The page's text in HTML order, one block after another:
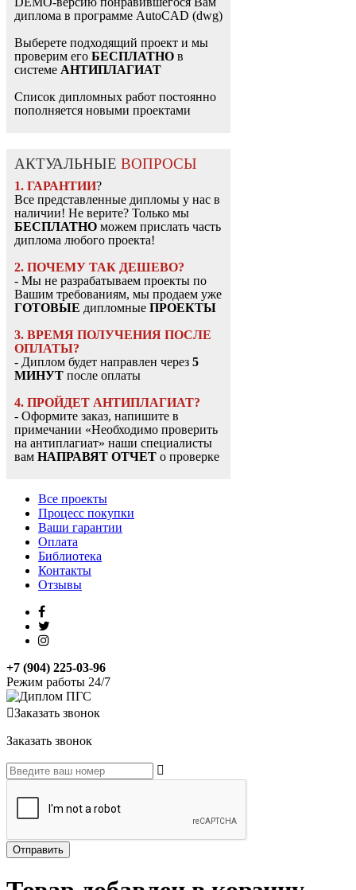
диплома в программе AutoCAD (dwg)
Выберете подходящий проект и мы
проверим его БЕСПЛАТНО в
системе АНТИПЛАГИАТ
Список дипломных работ постоянно
пополняется новыми проектами
АКТУАЛЬНЫЕ ВОПРОСЫ
1. ГАРАНТИИ?
Все представленные дипломы у нас в
наличии! Не верите? Только мы
БЕСПЛАТНО можем прислать часть
диплома любого проекта!
2. ПОЧЕМУ ТАК ДЕШЕВО?
- Мы не разрабатываем проекты по
Вашим требованиям, мы продаем уже
ГОТОВЫЕ дипломные ПРОЕКТЫ
3. ВРЕМЯ ПОЛУЧЕНИЯ ПОСЛЕ
ОПЛАТЫ?
- Диплом будет направлен через 5
МИНУТ после оплаты
4. ПРОЙДЕТ АНТИПЛАГИАТ?
- Оформите заказ, напишите в
примечании «Необходимо проверить
на антиплагиат» наши специалисты
вам НАПРАВЯТ ОТЧЕТ о проверке
Все проекты
Процесс покупки
Ваши гарантии
Оплата
Библиотека
Контакты
Отзывы
+7 (904) 225-03-96
Режим работы 24/7
Заказать звонок
Заказать звонок